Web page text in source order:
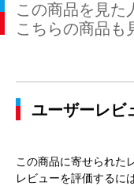
この商品を見た
こちらの商品も
ユーザーレビ
この商品に寄せられた
レビューを評価するに